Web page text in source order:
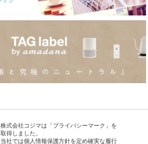
株式会社コジマは「プライバシーマーク」を
取得しました。
当社では個人情報保護方針を定め確実な履行